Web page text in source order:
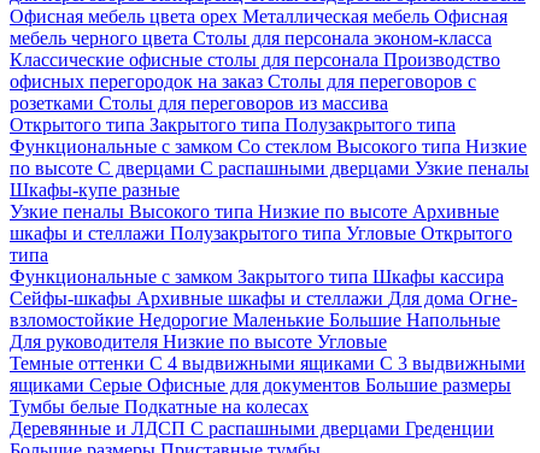
Офисная мебель цвета орех Металлическая мебель Офисная
мебель черного цвета Столы для персонала эконом-класса
Классические офисные столы для персонала Производство
офисных перегородок на заказ Столы для переговоров с
розетками Столы для переговоров из массива
Открытого типа Закрытого типа Полузакрытого типа
Функциональные с замком Со стеклом Высокого типа Низкие
по высоте С дверцами С распашными дверцами Узкие пеналы
Шкафы-купе разные
Узкие пеналы Высокого типа Низкие по высоте Архивные
шкафы и стеллажи Полузакрытого типа Угловые Открытого
типа
Функциональные с замком Закрытого типа Шкафы кассира
Сейфы-шкафы Архивные шкафы и стеллажи Для дома Огне-
взломостойкие Недорогие Маленькие Большие Напольные
Для руководителя Низкие по высоте Угловые
Темные оттенки С 4 выдвижными ящиками С 3 выдвижными
ящиками Серые Офисные для документов Большие размеры
Тумбы белые Подкатные на колесах
Деревянные и ЛДСП С распашными дверцами Греденции